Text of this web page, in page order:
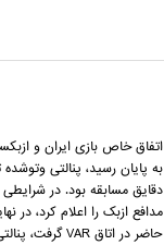
از دست می دهد اما یکی از
بتواند خودش را به عنوان یکی
اتفاق خاص بازی ایران و
به پایان رسید، پنالتی
دقایق مسابقه بود. در
مدافع ازبک را اعلام کرد، در
حاضر در اتاق VAR گرفت، پنالتی را برگرداند.